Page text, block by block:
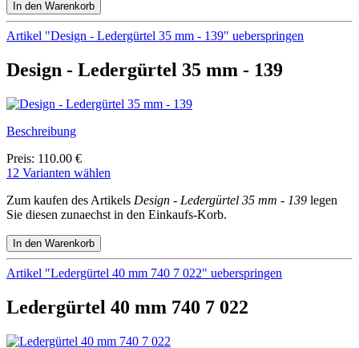
Artikel "Design - Ledergürtel 35 mm - 139" ueberspringen
Design - Ledergürtel 35 mm - 139
Beschreibung
Preis: 110.00 €
12 Varianten wählen
Zum kaufen des Artikels Design - Ledergürtel 35 mm - 139 legen
Sie diesen zunaechst in den Einkaufs-Korb.
Artikel "Ledergürtel 40 mm 740 7 022" ueberspringen
Ledergürtel 40 mm 740 7 022